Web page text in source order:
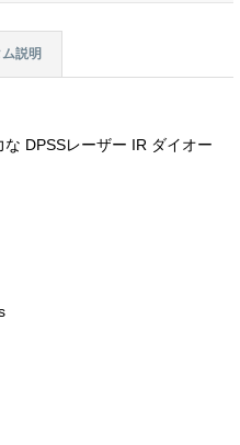
説明
DPSSレーザー IR ダイオー